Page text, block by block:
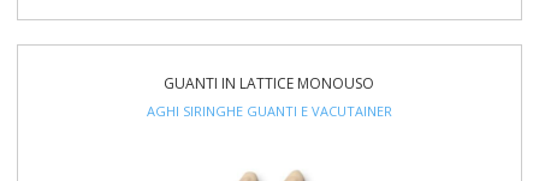
GUANTI IN LATTICE MONOUSO
AGHI SIRINGHE GUANTI E VACUTAINER